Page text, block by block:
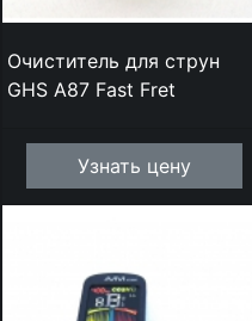
Очиститель для струн
GHS A87 Fast Fret
Узнать цену